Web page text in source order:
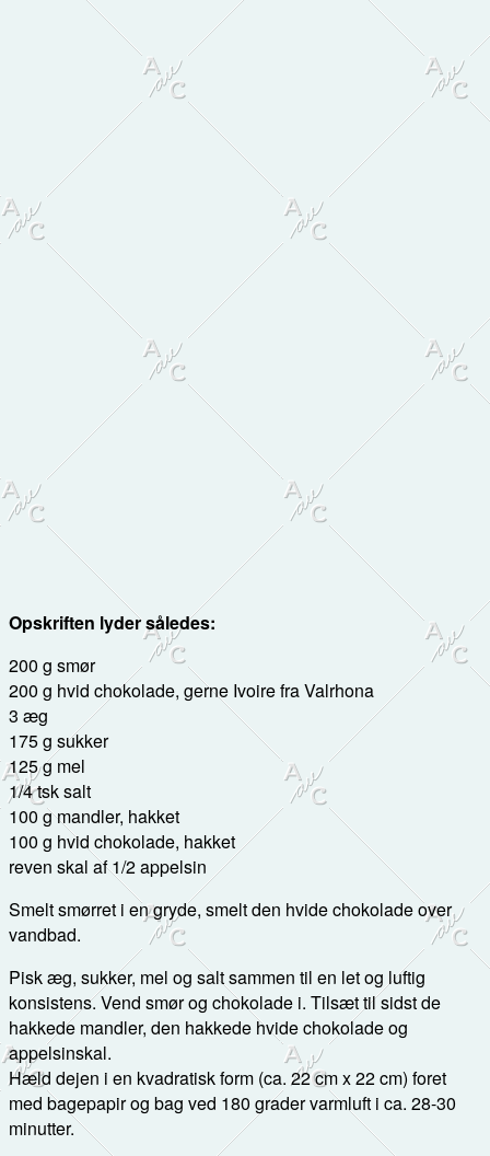
Opskriften lyder således:
200 g smør
200 g hvid chokolade, gerne Ivoire fra Valrhona
3 æg
175 g sukker
125 g mel
1/4 tsk salt
100 g mandler, hakket
100 g hvid chokolade, hakket
reven skal af 1/2 appelsin
Smelt smørret i en gryde, smelt den hvide chokolade over
vandbad.
Pisk æg, sukker, mel og salt sammen til en let og luftig
konsistens. Vend smør og chokolade i. Tilsæt til sidst de
hakkede mandler, den hakkede hvide chokolade og
appelsinskal.
Hæld dejen i en kvadratisk form (ca. 22 cm x 22 cm) foret
med bagepapir og bag ved 180 grader varmluft i ca. 28-30
minutter.